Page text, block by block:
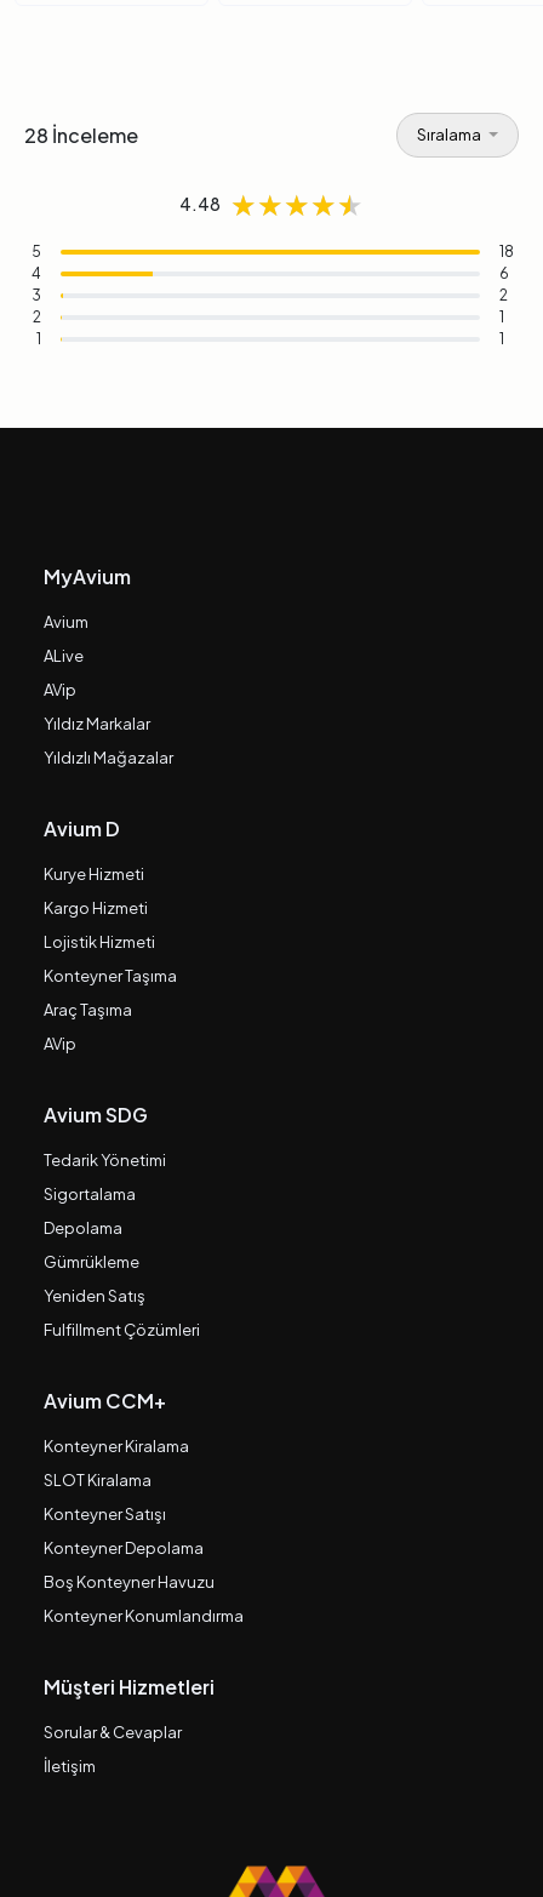
28 İnceleme Sıralama
4.48 ★★★★★
★★★★★
★★★★★
5
18
4
6
3
2
2
1
1
1
MyAvium
Avium
ALive
AVip
Yıldız Markalar
Yıldızlı Mağazalar
Avium D
Kurye Hizmeti
Kargo Hizmeti
Lojistik Hizmeti
Konteyner Taşıma
Araç Taşıma
AVip
Avium SDG
Tedarik Yönetimi
Sigortalama
Depolama
Gümrükleme
Yeniden Satış
Fulfillment Çözümleri
Avium CCM+
Konteyner Kiralama
SLOT Kiralama
Konteyner Satışı
Konteyner Depolama
Boş Konteyner Havuzu
Konteyner Konumlandırma
Müşteri Hizmetleri
Sorular & Cevaplar
İletişim